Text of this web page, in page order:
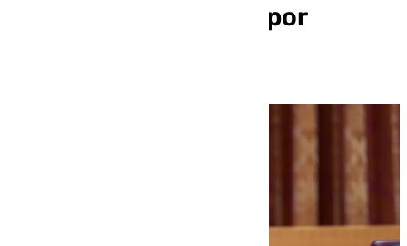
presidente del Pleno por